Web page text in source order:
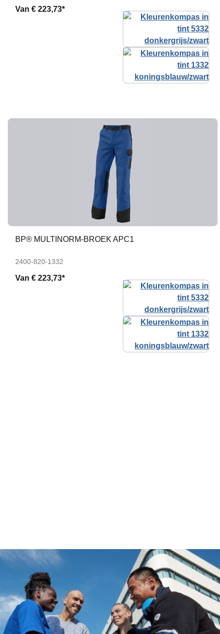
Van € 223,73*
BP® MULTINORM-BROEK APC1
2400-820-1332
Van € 223,73*